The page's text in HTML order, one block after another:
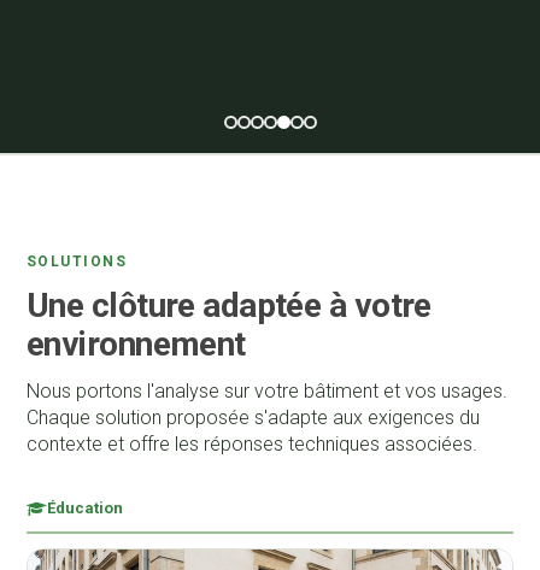
SOLUTIONS
Une clôture adaptée à votre
environnement
Nous portons l'analyse sur votre bâtiment et vos usages.
Chaque solution proposée s'adapte aux exigences du
contexte et offre les réponses techniques associées.
Éducation